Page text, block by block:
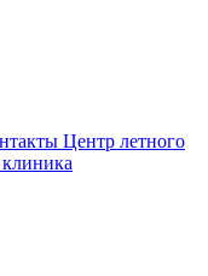
Центр летного